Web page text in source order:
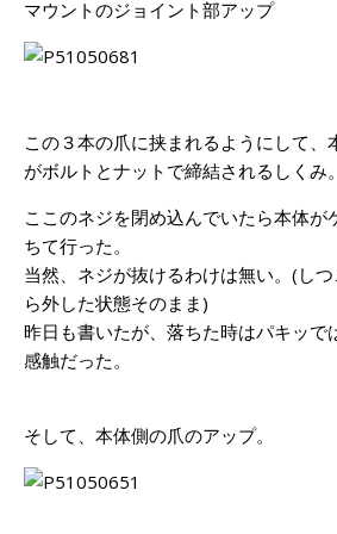
マウントのジョイント部アップ
この３本の爪に挟まれるようにして、
がボルトとナットで締結されるしくみ。
ここのネジを閉め込んでいたら本体が
ちて行った。
当然、ネジが抜けるわけは無い。(し
ら外した状態そのまま)
昨日も書いたが、落ちた時はパキッで
感触だった。
そして、本体側の爪のアップ。